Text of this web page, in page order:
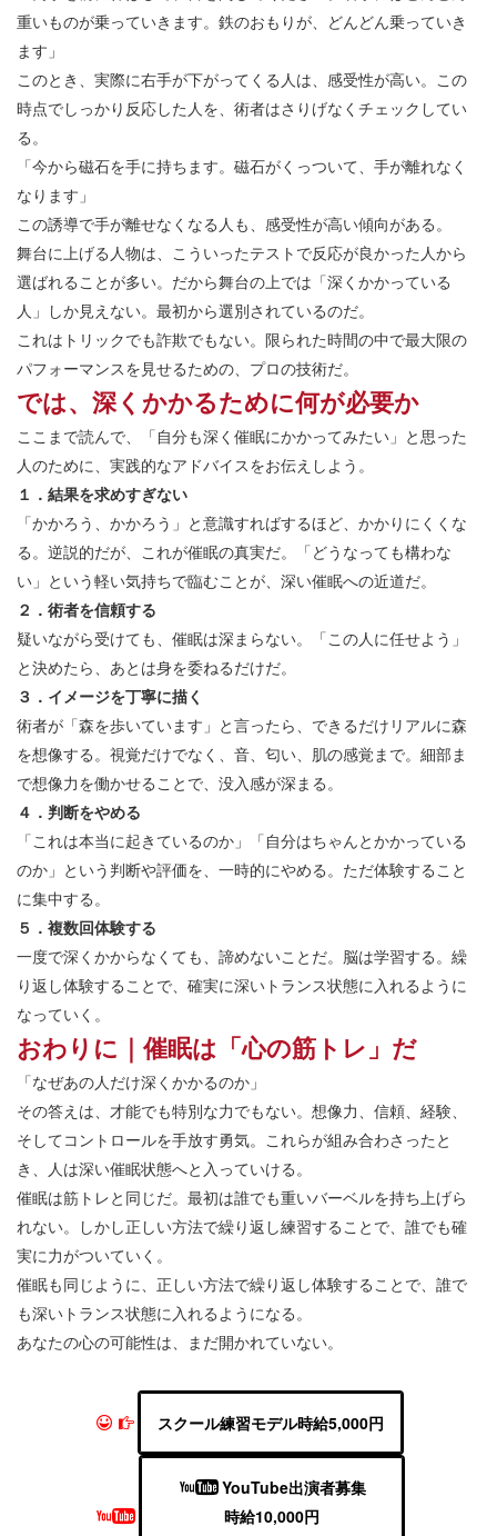
重いものが乗っていきます。鉄のおもりが、どんどん乗っていき
ます」
このとき、実際に右手が下がってくる人は、感受性が高い。この
時点でしっかり反応した人を、術者はさりげなくチェックしてい
る。
「今から磁石を手に持ちます。磁石がくっついて、手が離れなく
なります」
この誘導で手が離せなくなる人も、感受性が高い傾向がある。
舞台に上げる人物は、こういったテストで反応が良かった人から
選ばれることが多い。だから舞台の上では「深くかかっている
人」しか見えない。最初から選別されているのだ。
これはトリックでも詐欺でもない。限られた時間の中で最大限の
パフォーマンスを見せるための、プロの技術だ。
では、深くかかるために何が必要か
ここまで読んで、「自分も深く催眠にかかってみたい」と思った
人のために、実践的なアドバイスをお伝えしよう。
１．結果を求めすぎない
「かかろう、かかろう」と意識すればするほど、かかりにくくな
る。逆説的だが、これが催眠の真実だ。「どうなっても構わな
い」という軽い気持ちで臨むことが、深い催眠への近道だ。
２．術者を信頼する
疑いながら受けても、催眠は深まらない。「この人に任せよう」
と決めたら、あとは身を委ねるだけだ。
３．イメージを丁寧に描く
術者が「森を歩いています」と言ったら、できるだけリアルに森
を想像する。視覚だけでなく、音、匂い、肌の感覚まで。細部ま
で想像力を働かせることで、没入感が深まる。
４．判断をやめる
「これは本当に起きているのか」「自分はちゃんとかかっている
のか」という判断や評価を、一時的にやめる。ただ体験すること
に集中する。
５．複数回体験する
一度で深くかからなくても、諦めないことだ。脳は学習する。繰
り返し体験することで、確実に深いトランス状態に入れるように
なっていく。
おわりに｜催眠は「心の筋トレ」だ
「なぜあの人だけ深くかかるのか」
その答えは、才能でも特別な力でもない。想像力、信頼、経験、
そしてコントロールを手放す勇気。これらが組み合わさったと
き、人は深い催眠状態へと入っていける。
催眠は筋トレと同じだ。最初は誰でも重いバーベルを持ち上げら
れない。しかし正しい方法で繰り返し練習することで、誰でも確
実に力がついていく。
催眠も同じように、正しい方法で繰り返し体験することで、誰で
も深いトランス状態に入れるようになる。
あなたの心の可能性は、まだ開かれていない。
スクール練習モデル時給5,000円
YouTube出演者募集
時給10,000円